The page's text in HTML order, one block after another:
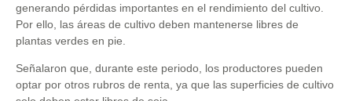
generando pérdidas importantes en el rendimiento del cultivo.
Por ello, las áreas de cultivo deben mantenerse libres de
plantas verdes en pie.
Señalaron que, durante este periodo, los productores pueden
optar por otros rubros de renta, ya que las superficies de cultivo